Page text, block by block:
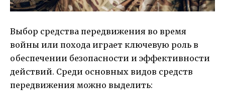
Выбор средства передвижения во время
войны или похода играет ключевую роль в
обеспечении безопасности и эффективности
действий. Среди основных видов средств
передвижения можно выделить: